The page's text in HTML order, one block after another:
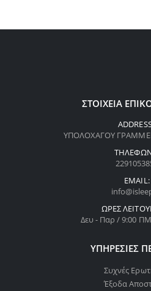
ΣΤΟΙΧΕΊΑ
ΥΠΟΛΟΧΑΓΟΥ
EMAIL:
ΏΡΕΣ
Δευ - Παρ / 9:00
ΥΠΗΡΕΣΊΕΣ
Συχνές
Έξοδα